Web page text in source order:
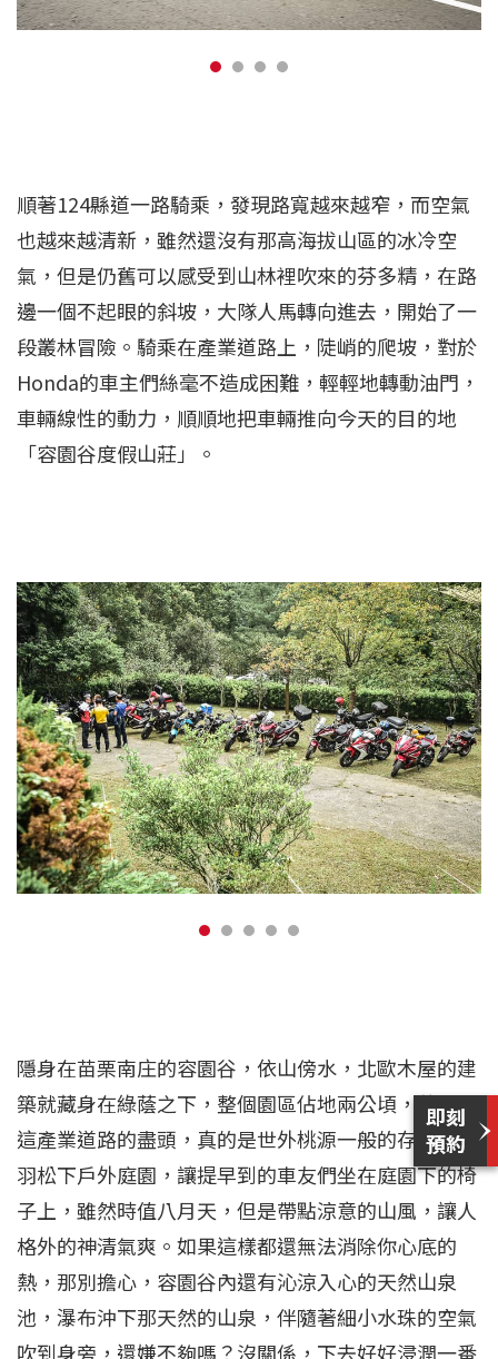
順著124縣道一路騎乘，發現路寬越來越窄，而空氣
也越來越清新，雖然還沒有那高海拔山區的冰冷空
氣，但是仍舊可以感受到山林裡吹來的芬多精，在路
邊一個不起眼的斜坡，大隊人馬轉向進去，開始了一
段叢林冒險。騎乘在產業道路上，陡峭的爬坡，對於
Honda的車主們絲毫不造成困難，輕輕地轉動油門，
車輛線性的動力，順順地把車輛推向今天的目的地
「容園谷度假山莊」。
隱身在苗栗南庄的容園谷，依山傍水，北歐木屋的建
築就藏身在綠蔭之下，整個園區佔地兩公頃，藏身在
這產業道路的盡頭，真的是世外桃源一般的存在。落
羽松下戶外庭園，讓提早到的車友們坐在庭園下的椅
子上，雖然時值八月天，但是帶點涼意的山風，讓人
格外的神清氣爽。如果這樣都還無法消除你心底的
熱，那別擔心，容園谷內還有沁涼入心的天然山泉
池，瀑布沖下那天然的山泉，伴隨著細小水珠的空氣
吹到身旁，還嫌不夠嗎？沒關係，下去好好浸潤一番